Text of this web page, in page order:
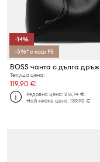
-14%
-5%* с код: FS
Текуща цена:
119,90 €
Редовна цена:216,74 €
Най-ниска цена:139,90 €